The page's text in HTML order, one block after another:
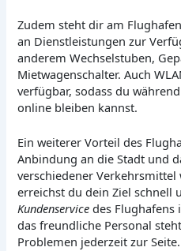
Zudem steht dir am
an Dienstleistungen zur
anderem Wechselstuben,
Mietwagenschalter. Auch
verfügbar, sodass du
online bleiben kannst.
Ein weiterer Vorteil des
Anbindung an die Stadt und
verschiedener Verkehrsmittel
erreichst du dein Ziel schnell
Kundenservice des Flughafens
das freundliche Personal
Problemen jederzeit zur Seite.